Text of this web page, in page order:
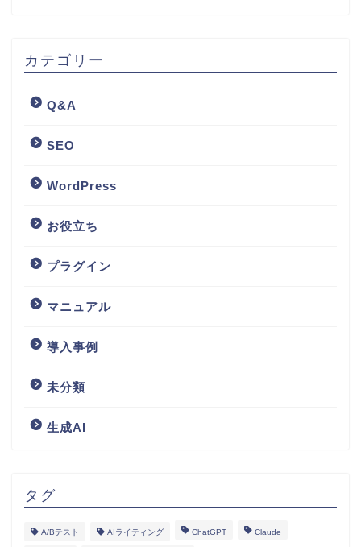
カテゴリー
Q&A
SEO
WordPress
お役立ち
プラグイン
マニュアル
導入事例
未分類
生成AI
タグ
A/Bテスト AIライティング ChatGPT Claude